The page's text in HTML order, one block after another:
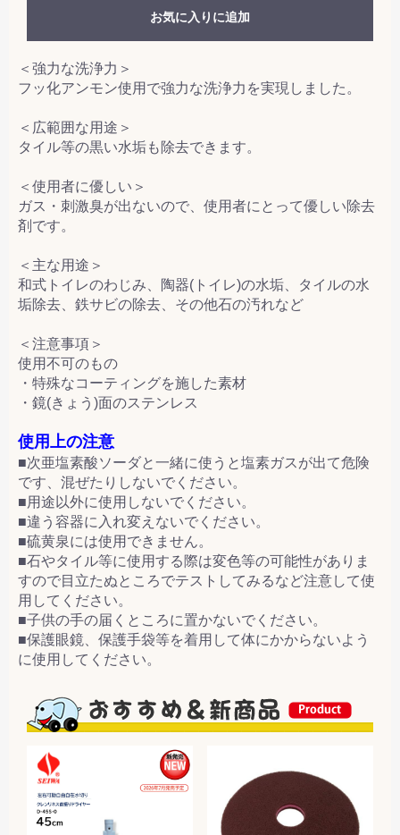
お気に入りに追加
＜強力な洗浄力＞
フッ化アンモン使用で強力な洗浄力を実現しました。
＜広範囲な用途＞
タイル等の黒い水垢も除去できます。
＜使用者に優しい＞
ガス・刺激臭が出ないので、使用者にとって優しい除去
剤です。
＜主な用途＞
和式トイレのわじみ、陶器(トイレ)の水垢、タイルの水
垢除去、鉄サビの除去、その他石の汚れなど
＜注意事項＞
使用不可のもの
・特殊なコーティングを施した素材
・鏡(きょう)面のステンレス
使用上の注意
■次亜塩素酸ソーダと一緒に使うと塩素ガスが出て危険
です、混ぜたりしないでください。
■用途以外に使用しないでください。
■違う容器に入れ変えないでください。
■硫黄泉には使用できません。
■石やタイル等に使用する際は変色等の可能性がありま
すので目立たぬところでテストしてみるなど注意して使
用してください。
■子供の手の届くところに置かないでください。
■保護眼鏡、保護手袋等を着用して体にかからないよう
に使用してください。